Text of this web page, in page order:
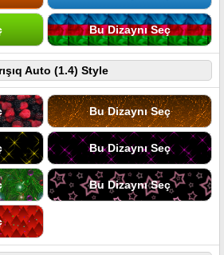
Bu Dizaynı Seç
Auto (1.4) Style
Bu Dizaynı Seç
Bu Dizaynı Seç
Bu Dizaynı Seç